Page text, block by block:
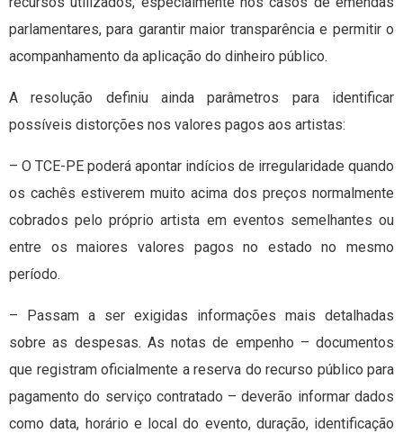
parlamentares, para garantir maior transparência e permitir o
acompanhamento da aplicação do dinheiro público.
A resolução definiu ainda parâmetros para identificar
possíveis distorções nos valores pagos aos artistas:
– O TCE-PE poderá apontar indícios de irregularidade quando
os cachês estiverem muito acima dos preços normalmente
cobrados pelo próprio artista em eventos semelhantes ou
entre os maiores valores pagos no estado no mesmo
período.
– Passam a ser exigidas informações mais detalhadas
sobre as despesas. As notas de empenho – documentos
que registram oficialmente a reserva do recurso público para
pagamento do serviço contratado – deverão informar dados
como data, horário e local do evento, duração, identificação